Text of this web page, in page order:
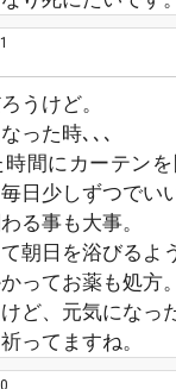
うけど。
った時､､､
間にカーテン
日少しずつでい
る事も大事。
朝日を浴びるよ
ってお薬も処方。
ど、元気になっ
ってますね。